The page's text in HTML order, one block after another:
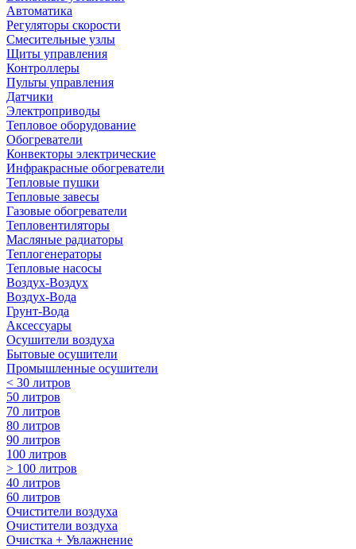
Автоматика
Регуляторы скорости
Смесительные узлы
Щиты управления
Контроллеры
Пульты управления
Датчики
Электроприводы
Тепловое оборудование
Обогреватели
Конвекторы электрические
Инфракрасные обогреватели
Тепловые пушки
Тепловые завесы
Газовые обогреватели
Тепловентиляторы
Масляные радиаторы
Теплогенераторы
Тепловые насосы
Воздух-Воздух
Воздух-Вода
Грунт-Вода
Аксессуары
Осушители воздуха
Бытовые осушители
Промышленные осушители
< 30 литров
50 литров
70 литров
80 литров
90 литров
100 литров
> 100 литров
40 литров
60 литров
Очистители воздуха
Очистители воздуха
Очистка + Увлажнение